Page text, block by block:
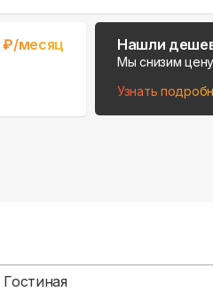
Поможем
место
В
₽/месяц Нашли
Мы снизим
Узнать
Гостиная